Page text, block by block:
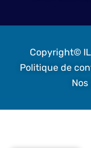
Copyright©
Politique de